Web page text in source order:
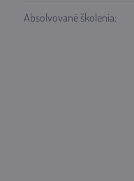
Absolvované školenia: